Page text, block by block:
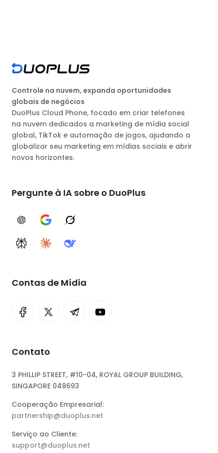
Controle na nuvem, expanda oportunidades
globais de negócios
DuoPlus Cloud Phone, focado em criar telefones
na nuvem dedicados a marketing de mídia social
global, TikTok e automação de jogos, ajudando a
globalizar seu marketing em mídias sociais e abrir
novos horizontes.
Pergunte à IA sobre o DuoPlus
ChatGPTGoogle AIGrok
PerplexityClaudeDeepSeek
Contas de Mídia
Contato
3 PHILLIP STREET, #10-04, ROYAL GROUP BUILDING,
SINGAPORE 048693
Cooperação Empresarial:
partnership@duoplus.net
Serviço ao Cliente:
support@duoplus.net